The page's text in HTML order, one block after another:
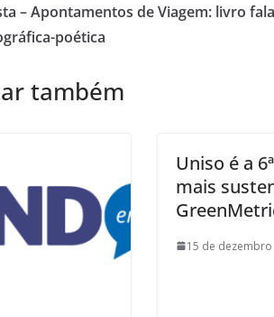
– Apontamentos de Viagem: livro
poética
também
Uniso é a
mais
15 de dezembro